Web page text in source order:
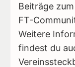
Beiträge
FT-
Weitere
findest du